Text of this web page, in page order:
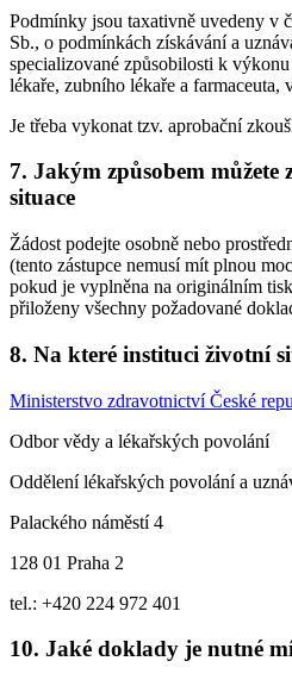
Podmínky jsou taxativně uvedeny v
Sb., o podmínkách získávání a
specializované způsobilosti k
lékaře, zubního lékaře a farmaceuta,
Je třeba vykonat tzv. aprobační
7. Jakým způsobem můžete
situace
Žádost podejte osobně nebo
(tento zástupce nemusí mít plnou
pokud je vyplněna na originálním
přiloženy všechny požadované
8. Na které instituci životní
Ministerstvo zdravotnictví České
Odbor vědy a lékařských povolání
Oddělení lékařských povolání a
Palackého náměstí 4
128 01 Praha 2
tel.: +420 224 972 401
10. Jaké doklady je nutné